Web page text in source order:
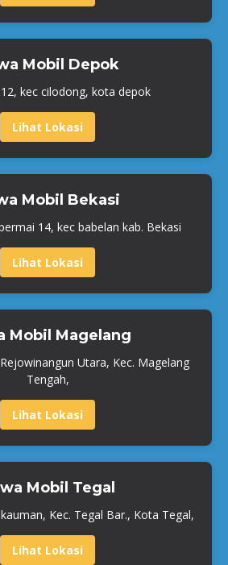
Mobil Depok
12, kec cilodong, kota depok
Lihat Lokasi
Mobil Bekasi
14, kec babelan kab. Bekasi
Lihat Lokasi
Mobil Magelang
Utara, Kec. Magelang
Tengah,
Lihat Lokasi
Mobil Tegal
Kec. Tegal Bar., Kota Tegal,
Lihat Lokasi